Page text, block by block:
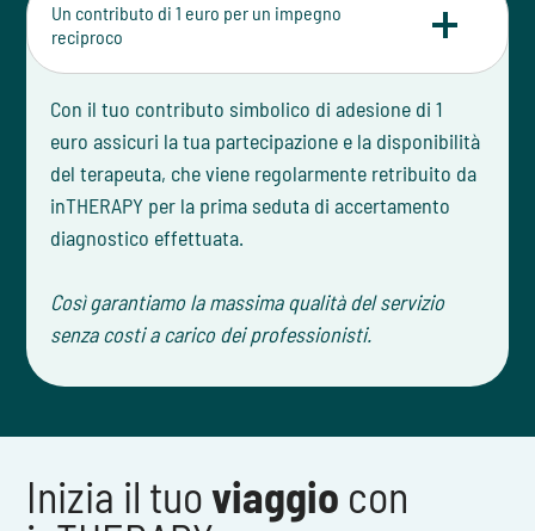
Un contributo di 1 euro per un impegno
reciproco
Con il tuo contributo simbolico di adesione di 1
euro assicuri la tua partecipazione e la disponibilità
del terapeuta, che viene regolarmente retribuito da
inTHERAPY per la prima seduta di accertamento
diagnostico effettuata.
Così garantiamo la massima qualità del servizio
senza costi a carico dei professionisti.
Inizia il tuoviaggio con